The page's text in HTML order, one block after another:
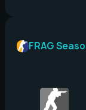
FRAG